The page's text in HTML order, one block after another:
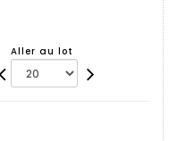
Aller au lot